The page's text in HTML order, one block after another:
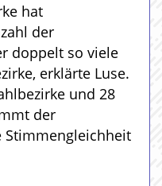
hat
der
doppelt so viele
erklärte Luse.
und 28
der
Stimmengleichheit